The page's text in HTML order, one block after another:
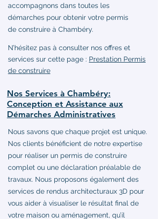
accompagnons dans toutes les
démarches pour obtenir votre permis
de construire à Chambéry.
N’hésitez pas à consulter nos offres et
services sur cette page : Prestation Permis
de construire
Nos Services à Chambéry:
Conception et Assistance aux
Démarches Administratives
Nous savons que chaque projet est unique.
Nos clients bénéficient de notre expertise
pour réaliser un permis de construire
complet ou une déclaration préalable de
travaux. Nous proposons également des
services de rendus architecturaux 3D pour
vous aider à visualiser le résultat final de
votre maison ou aménagement, qu’il